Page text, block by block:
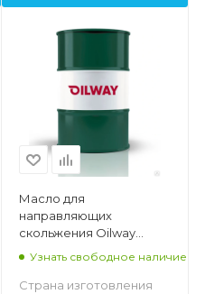
Масло для
направляющих
скольжения Oilway
Sintez MNS 220, 216,5л
Узнать свободное наличие
Страна изготовления